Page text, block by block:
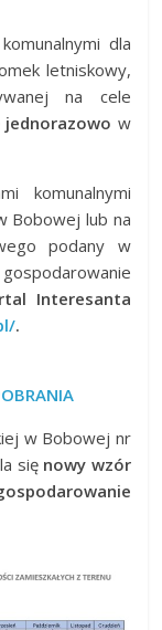
dla
letniskowy,
na cele
jednorazowo w
komunalnymi
Bobowej lub na
podany w
Interesanta
.
w Bobowej nr
się nowy wzór